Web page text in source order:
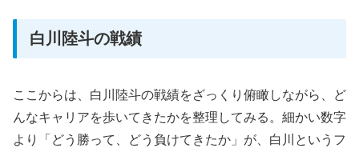
白川陸斗の戦績
ここからは、白川陸斗の戦績をざっくり俯瞰しながら、ど
んなキャリアを歩いてきたかを整理してみる。細かい数字
より「どう勝って、どう負けてきたか」が、白川というフ